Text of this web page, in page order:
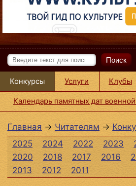
Поиск
Конкурсы Услуги Клубы
Календарь памятных дат
Главная → Читателям →
2025
2024 2022 2023
2020
2018 2017 2016
2013
2012 2011